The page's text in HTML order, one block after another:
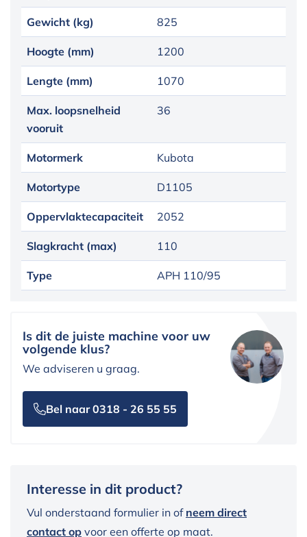
Gewicht (kg) 825
Hoogte (mm) 1200
Lengte (mm) 1070
Max. loopsnelheid
vooruit
36
Motormerk Kubota
Motortype D1105
Oppervlaktecapaciteit 2052
Slagkracht (max) 110
Type APH 110/95
Is dit de juiste machine voor uw
volgende klus?
We adviseren u graag.
Bel naar 0318 - 26 55 55
Interesse in dit product?
Vul onderstaand formulier in of neem direct
contact op voor een offerte op maat.